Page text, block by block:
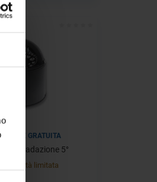
GRATUITA
bw2 gradazione 5°
limitata